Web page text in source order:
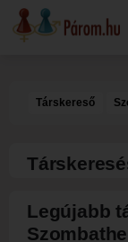
Társkereső
Legújabb